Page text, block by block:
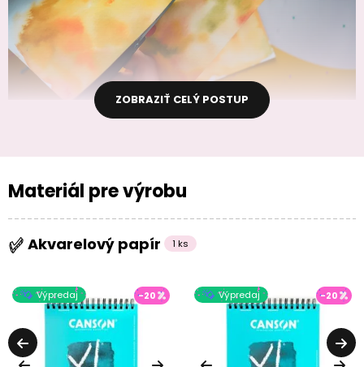
ZOBRAZIŤ CELÝ POSTUP
Materiál pre výrobu
Akvarelový papír 1 ks
Výpredaj -20 Výpredaj -20